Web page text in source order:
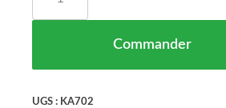
Commander
UGS : KA702